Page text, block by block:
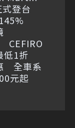
登台
CEFIRO
低1折
全車系
元起